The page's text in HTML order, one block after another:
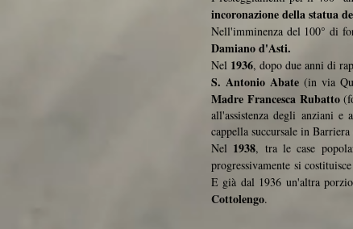
incoronazione della statua
Nell'imminenza del 100° di
Damiano d'Asti.
Nel 1936, dopo due anni di
S. Antonio Abate(in via
Madre Francesca Rubatto
all'assistenza degli anziani e
cappella succursale in
Nel 1938, tra le case
progressivamente si
E già dal 1936 un'altra
Cottolengo.